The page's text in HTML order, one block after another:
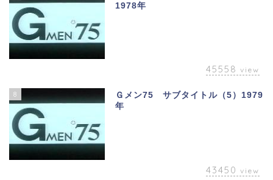
1978年
45558 view
8
Ｇメン75 サブタイトル（5）1979
年
43450 view